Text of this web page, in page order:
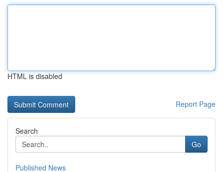
HTML is disabled
Report Page
Search
Go
Published News